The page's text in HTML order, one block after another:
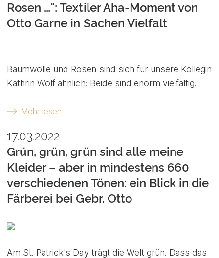
Rosen …": Textiler Aha-Moment von
Otto Garne in Sachen Vielfalt
Baumwolle und Rosen sind sich für unsere Kollegin
Kathrin Wolf ähnlich: Beide sind enorm vielfältig.
Mehr lesen
17.03.2022
Grün, grün, grün sind alle meine
Kleider – aber in mindestens 660
verschiedenen Tönen: ein Blick in die
Färberei bei Gebr. Otto
Am St. Patrick's Day trägt die Welt grün. Dass das